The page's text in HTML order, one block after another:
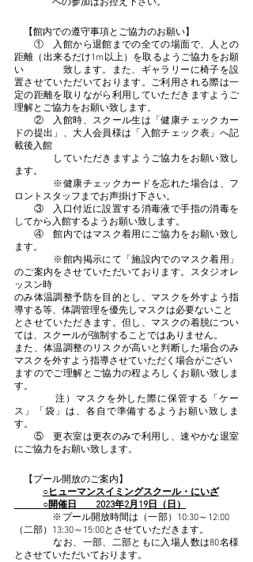
への参加はお控え下さい。
【館内での遵守事項とご協力のお願い】
①　入館から退館までの全ての場面で、人との
距離（出来るだけ1m以上）を取るようご協力をお願
い　　　　致します。また、ギャラリーに椅子を設
置させていただいております。ご利用される際は一
定の距離を取りながら利用していただきますようご
理解とご協力をお願い致します。
②　入館時、スクール生は「健康チェックカー
ドの提出」、大人会員様は「入館チェック表」へ記
載後入館
していただきますようご協力をお願い致し
ます。
※健康チェックカードを忘れた場合は、フ
ロントスタッフまでお声掛け下さい。
③　入口付近に設置する消毒液で手指の消毒を
してから入館するようお願い致します。
④　館内ではマスク着用にご協力をお願い致し
ます。
※館内掲示にて「施設内でのマスク着用」
のご案内をさせていただいております。スタジオレ
ッスン時
のみ体温調整予防を目的とし、マスクを外すよう指
導する等、体調管理を優先しマスクは必要ないこと
とさせていただきます。但し、マスクの着脱につい
ては、スクールが強制することではありません。
また、体温調整のリスクが高いと判断した場合のみ
マスクを外すよう指導させていただく場合がござい
ますのでご理解とご協力の程よろしくお願い致しま
す。
注）マスクを外した際に保管する「ケー
ス」「袋」は、各自で準備するようお願い致しま
す。
⑤　更衣室は更衣のみで利用し、速やかな退室
にご協力をお願い致します。
【プール開放のご案内】
○ヒューマンスイミングスクール・にいざ
○開催日　　2023年2月19日（日）
※プール開放時間は（一部）10:30～12:00
（二部）13:30～15:00とさせていただきます。
なお、一部、二部ともに入場人数は80名様
とさせていただいております。